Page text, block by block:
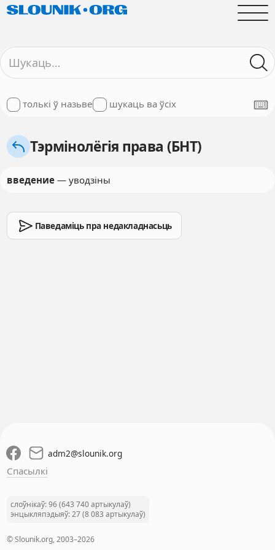
толькі ў назьве шукаць ва ўсіх
Тэрмінолёгія права (БНТ)
введение— уводзiны
Паведаміць пра недакладнасьць
adm2@slounik.org
Спасылкі
слоўнікаў: 96 (643 740 артыкулаў)
энцыкляпэдыяў: 27 (8 083 артыкулаў)
© Slounik.org, 2003–2026